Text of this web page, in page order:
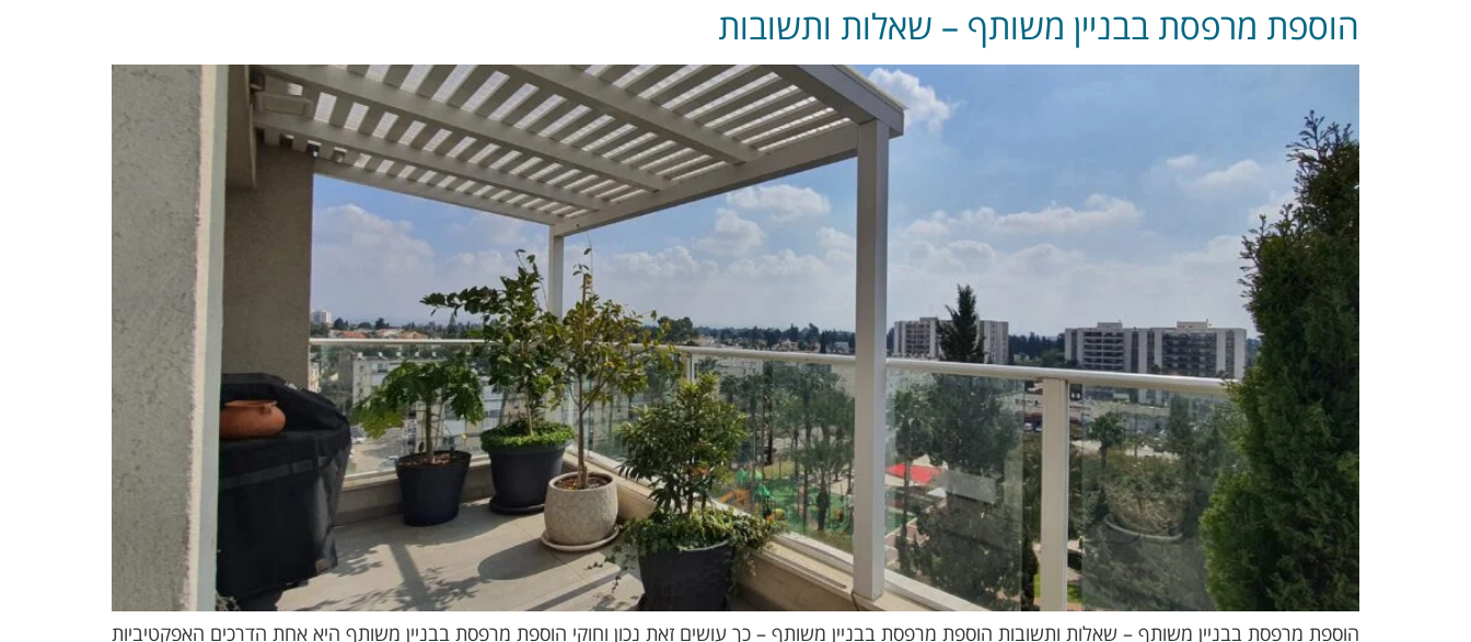
הוספת מרפסת בבניין משותף – שאלות ותשובות
הוספת מרפסת בבניין משותף – שאלות ותשובות הוספת מרפסת בבניין משותף – כך עושים זאת נכון וחוקי הוספת מרפסת בבניין משותף היא אחת הדרכים האפקטיביות